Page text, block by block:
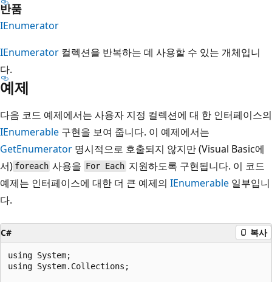
반품
IEnumerator
IEnumerator 컬렉션을 반복하는 데 사용할 수 있는 개체입니
다.
예제
다음 코드 예제에서는 사용자 지정 컬렉션에 대 한 인터페이스의
IEnumerable 구현을 보여 줍니다. 이 예제에서는
GetEnumerator 명시적으로 호출되지 않지만 (Visual Basic에
서) foreach 사용을 For Each 지원하도록 구현됩니다. 이 코드
예제는 인터페이스에 대한 더 큰 예제의 IEnumerable 일부입니
다.
C# 복사
using System;
using System.Collections;